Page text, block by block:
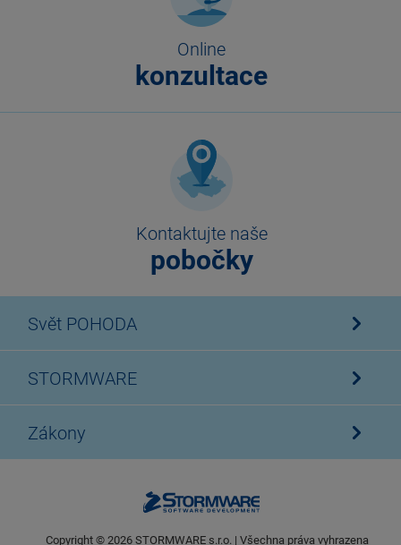
Online
konzultace
Kontaktujte naše
pobočky
Svět POHODA
STORMWARE
Zákony
Copyright © 2026STORMWARE s.r.o. | Všechna práva vyhrazena